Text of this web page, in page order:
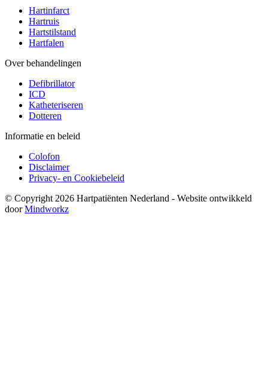
Hartinfarct
Hartruis
Hartstilstand
Hartfalen
Over behandelingen
Defibrillator
ICD
Katheteriseren
Dotteren
Informatie en beleid
Colofon
Disclaimer
Privacy- en Cookiebeleid
© Copyright 2026 Hartpatiënten Nederland - Website ontwikkeld
doorMindworkz